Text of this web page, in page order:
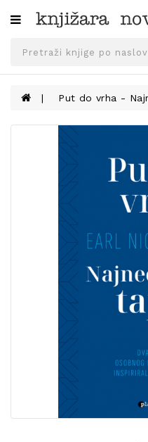
Kategorije
SVEUČILIŠNA
UDŽBENICI
KNJIGE
PRIBOR
UDŽBENIKE!
KONTAKT
PONUDA
Put do vrha -